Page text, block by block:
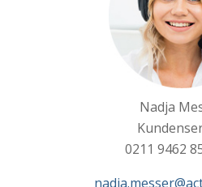
Nadja
0211 9462